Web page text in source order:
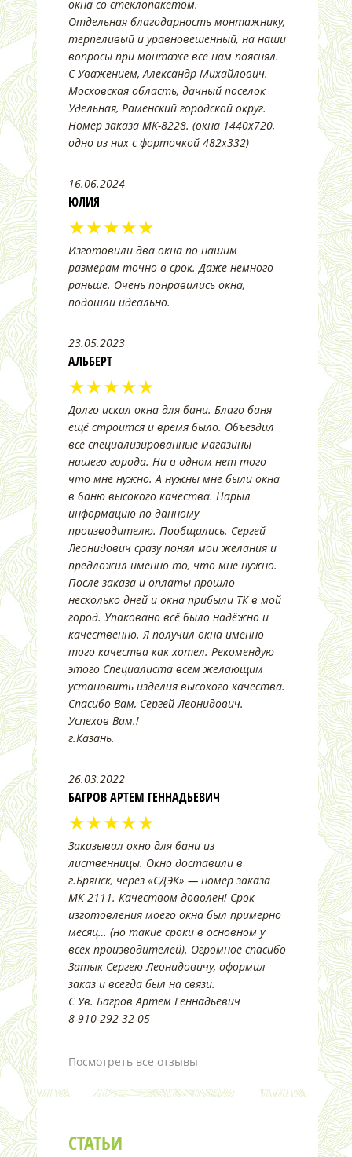
окна со стеклопакетом.
Отдельная благодарность монтажнику,
терпеливый и уравновешенный, на наши
вопросы при монтаже всё нам пояснял.
С Уважением, Александр Михайлович.
Московская область, дачный поселок
Удельная, Раменский городской округ.
Номер заказа МК-8228. (окна 1440х720,
одно из них с форточкой 482х332)
16.06.2024
ЮЛИЯ
★★★★★
Изготовили два окна по нашим
размерам точно в срок. Даже немного
раньше. Очень понравились окна,
подошли идеально.
23.05.2023
АЛЬБЕРТ
★★★★★
Долго искал окна для бани. Благо баня
ещё строится и время было. Объездил
все специализированные магазины
нашего города. Ни в одном нет того
что мне нужно. А нужны мне были окна
в баню высокого качества. Нарыл
информацию по данному
производителю. Пообщались. Сергей
Леонидович сразу понял мои желания и
предложил именно то, что мне нужно.
После заказа и оплаты прошло
несколько дней и окна прибыли ТК в мой
город. Упаковано всё было надёжно и
качественно. Я получил окна именно
того качества как хотел. Рекомендую
этого Специалиста всем желающим
установить изделия высокого качества.
Спасибо Вам, Сергей Леонидович.
Успехов Вам.!
г.Казань.
26.03.2022
БАГРОВ АРТЕМ ГЕННАДЬЕВИЧ
★★★★★
Заказывал окно для бани из
лиственницы. Окно доставили в
г.Брянск, через «СДЭК» — номер заказа
МК-2111. Качеством доволен! Срок
изготовления моего окна был примерно
месяц… (но такие сроки в основном у
всех производителей). Огромное спасибо
Затык Сергею Леонидовичу, оформил
заказ и всегда был на связи.
С Ув. Багров Артем Геннадьевич
8-910-292-32-05
Посмотреть все отзывы
СТАТЬИ